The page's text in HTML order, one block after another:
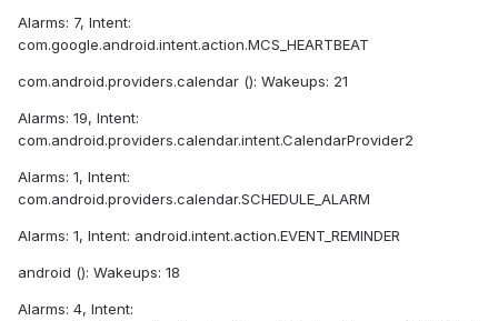
Alarms: 7, Intent:
com.google.android.intent.action.MCS_HEARTBEAT
com.android.providers.calendar (): Wakeups: 21
Alarms: 19, Intent:
com.android.providers.calendar.intent.CalendarProvider2
Alarms: 1, Intent:
com.android.providers.calendar.SCHEDULE_ALARM
Alarms: 1, Intent: android.intent.action.EVENT_REMINDER
android (): Wakeups: 18
Alarms: 4, Intent: